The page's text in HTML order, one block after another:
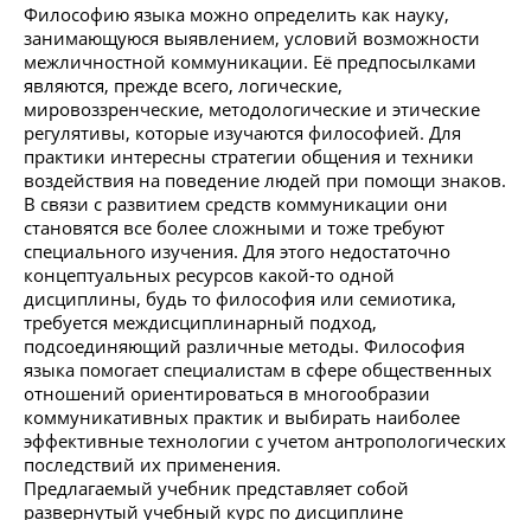
Философию языка можно определить как науку,
занимающуюся выявлением, условий возможности
межличностной коммуникации. Её предпосылками
являются, прежде всего, логические,
мировоззренческие, методологические и этические
регулятивы, которые изучаются философией. Для
практики интересны стратегии общения и техники
воздействия на поведение людей при помощи знаков.
В связи с развитием средств коммуникации они
становятся все более сложными и тоже требуют
специального изучения. Для этого недостаточно
концептуальных ресурсов какой-то одной
дисциплины, будь то философия или семиотика,
требуется междисциплинарный подход,
подсоединяющий различные методы. Философия
языка помогает специалистам в сфере общественных
отношений ориентироваться в многообразии
коммуникативных практик и выбирать наиболее
эффективные технологии с учетом антропологических
последствий их применения.
Предлагаемый учебник представляет собой
развернутый учебный курс по дисциплине